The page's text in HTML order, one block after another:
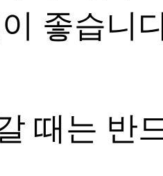
좋습니
때는 반